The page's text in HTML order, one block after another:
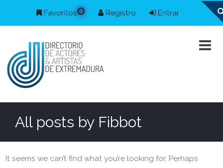
Favoritos 0 Registro Entrar
All posts by Fibbot
It seems we can’t find what you’re looking for. Perhaps